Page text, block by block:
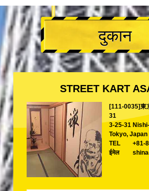
दुकान
STREET KART
[111-0035]東
31
3-25-31
Tokyo, Japan
TEL
+81-
ईमेल